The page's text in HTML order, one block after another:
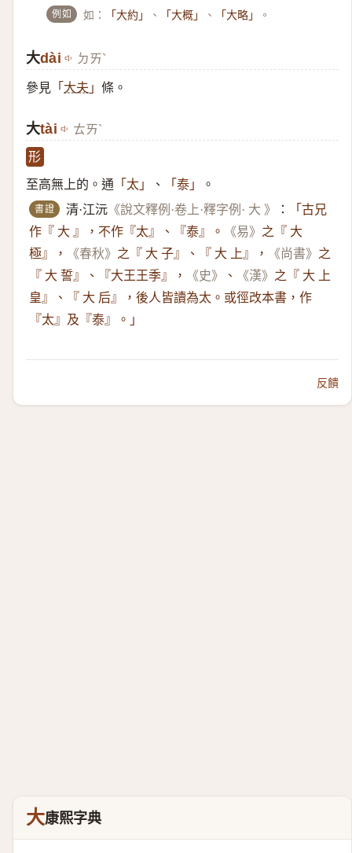
例如 如： 「大約」 、 「大概」 、 「大略」 。
大dài ㄉㄞˋ
參見 「 大夫 」 條。
大tài ㄊㄞˋ
形
至高無上的。通 「太」 、 「泰」 。
書證 清·江沅 《說文釋例·卷上·釋字例· 大 》 ：
「古兄
作『 大 』，不作『太』、『泰』。
《易》 之『 大
極』，
《春秋》 之『 大 子』、『 大 上』， 《尚書》 之
『 大 誓』、『大王王季』，
《史》 、 《漢》 之『 大 上
皇』、『 大 后』，後人皆讀為太。或徑改本書，作
『太』及『泰』。」
反饋
大康熙字典